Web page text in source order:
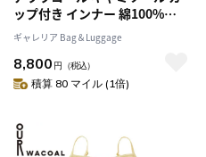
ップ付き インナー 綿100%
OUR WACOAL トップス インナ
ーウェア ブラトップ アンダー
ゴムなし キャミ シンプル スト
ラップ調整 レディース カップ
ギャレリア Bag＆Luggage
8,800 円 （税込）
積算 80 マイル (1倍)